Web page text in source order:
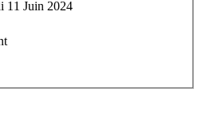
11 Juin 2024